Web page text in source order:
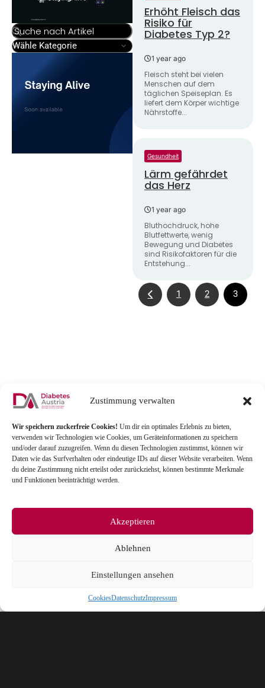
Zustimmung verwalten
Wir speichern zuckerfreie Cookies! Um dir ein optimales Erlebnis zu bieten,
verwenden wir Technologien wie Cookies, um Geräteinformationen zu speichern
und/oder darauf zuzugreifen. Wenn du diesen Technologien zustimmst, können wir
Daten wie das Surfverhalten oder eindeutige IDs auf dieser Website verarbeiten. Wenn
du deine Zustimmung nicht erteilst oder zurückziehst, können bestimmte Merkmale
und Funktionen beeinträchtigt werden.
Akzeptieren
Ablehnen
Einstellungen ansehen
CookiesDatenschutzImpressum
Erhöht Fleisch das
Risiko für
Diabetes Typ 2?
1 year ago
Fleisch steht bei vielen
Menschen auf dem
täglichen Speiseplan. Es
liefert dem Körper wichtige
Nährstoffe...
Gesundheit
Lärm gefährdet
das Herz
1 year ago
Bluthochdruck, hohe
Blutfettwerte, wenig
Bewegung und Diabetes
sind Risikofaktoren für die
Entstehung...
1 2 3